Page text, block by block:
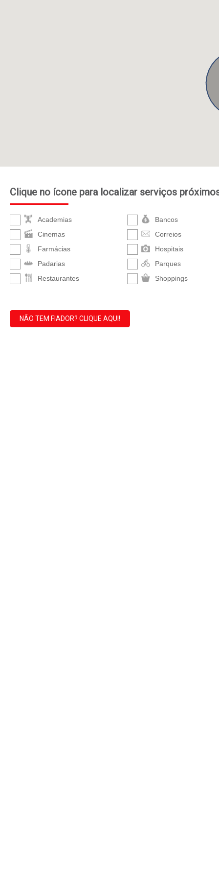
Clique no ícone para localizar serviços
Academias
Bancos
Cinemas
Correios
Farmácias
Hospitais
Padarias
Parques
Restaurantes
Shoppings
NÃO TEM FIADOR? CLIQUE AQUI!